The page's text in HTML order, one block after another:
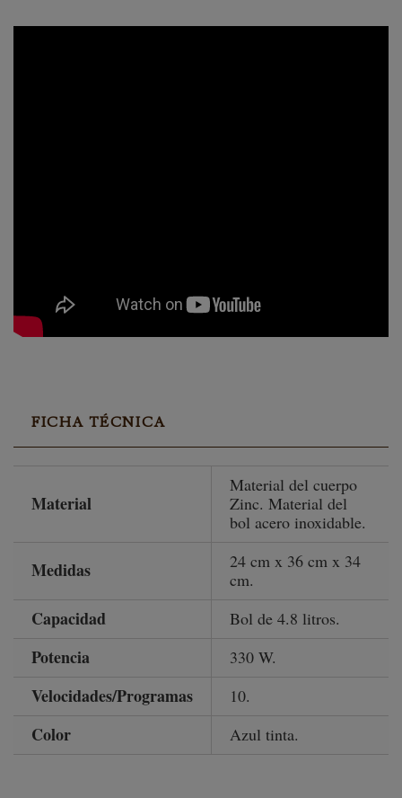
FICHA TÉCNICA
Material
Material del cuerpo
Zinc. Material del
bol acero inoxidable.
Medidas
24 cm x 36 cm x 34
cm.
Capacidad Bol de 4.8 litros.
Potencia 330 W.
Velocidades/Programas 10.
Color Azul tinta.